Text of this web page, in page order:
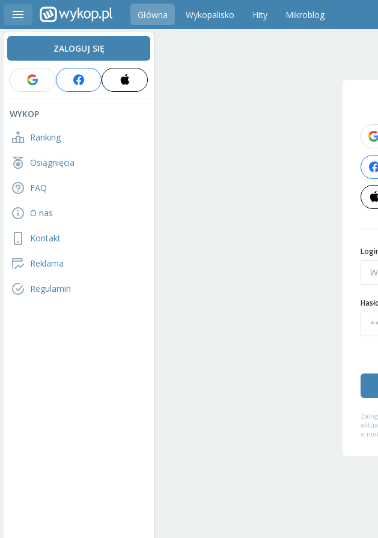
Główna Wykopalisko Hity Mikroblog
ZALOGUJ SIĘ
WYKOP
Ranking
Osiągnięcia
FAQ
O nas
Kontakt
Reklama
Regulamin
o